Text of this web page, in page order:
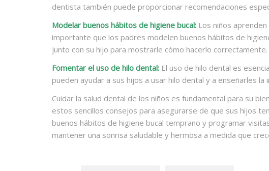
dentista también puede proporcionar recomendaciones
Modelar buenos hábitos de higiene bucal: Los niños
importante que los padres modelen buenos hábitos de
junto con su hijo para mostrarle cómo hacerlo correctamente.
Fomentar el uso de hilo dental: El uso de hilo dental es
pueden ayudar a sus hijos a usar hilo dental y a enseñarles
Cuidar la salud dental de los niños es fundamental para su
estos sencillos consejos para asegurarse de que sus hijos
buenos hábitos de higiene bucal temprano y programar
mantener una sonrisa saludable y hermosa a medida que